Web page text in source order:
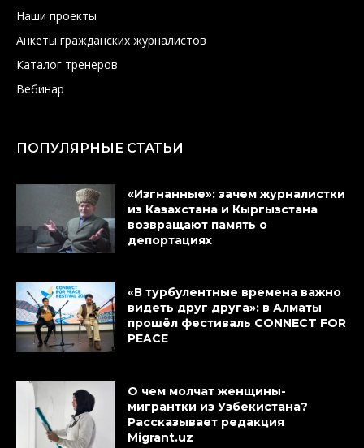
Наши проекты
Анкеты гражданских журналистов
Каталог тренеров
Вебинар
ПОПУЛЯРНЫЕ СТАТЬИ
«Изгнанные»: зачем журналистки
из Казахстана и Кыргызстана
возвращают память о
депортациях
«В турбулентные времена важно
видеть друг друга»: в Алматы
прошёл фестиваль CONNECT FOR
PEACE
О чем молчат женщины-
мигрантки из Узбекистана?
Рассказывает редакция
Migrant.uz